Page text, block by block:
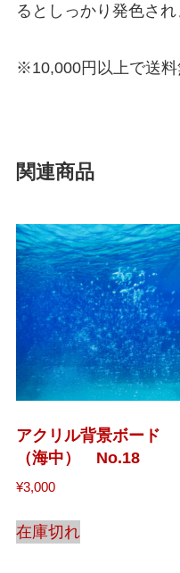
るとしっかり発色され
※10,000円以上で送料
関連商品
アクリル背景ボード
（海中） No.18
¥3,000
在庫切れ